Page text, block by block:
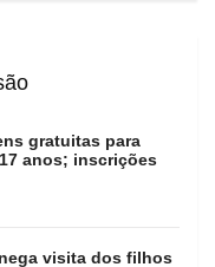
gratuitas para
anos; inscrições
visita dos filhos